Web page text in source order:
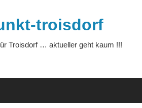
troisdorf
Troisdorf … aktueller geht kaum !!!